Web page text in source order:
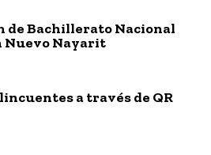
de Bachillerato Nacional
Nuevo Nayarit
a través de QR